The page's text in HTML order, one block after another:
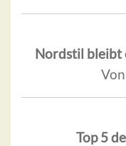
Nordstil bleibt
Top 5